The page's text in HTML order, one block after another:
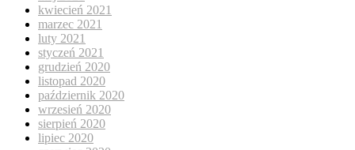
kwiecień 2021
marzec 2021
luty 2021
styczeń 2021
grudzień 2020
listopad 2020
październik 2020
wrzesień 2020
sierpień 2020
lipiec 2020